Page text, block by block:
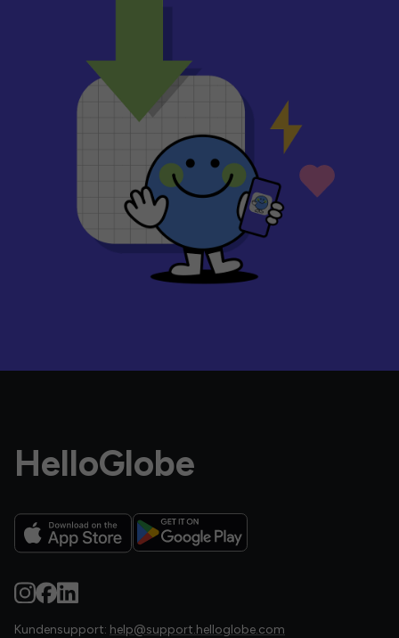
HelloGlobe
Kundensupport: help@support.helloglobe.com